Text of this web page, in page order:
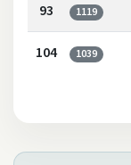
93 1119
104 1039